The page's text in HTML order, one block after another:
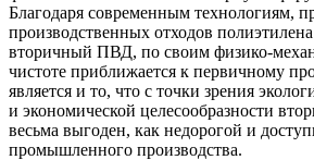
Благодаря современным технологиям,
производственных отходов
вторичный ПВД, по своим физико-
чистоте приближается к первичному
является и то, что с точки зрения
и экономической целесообразности
весьма выгоден, как недорогой и
промышленного производства.